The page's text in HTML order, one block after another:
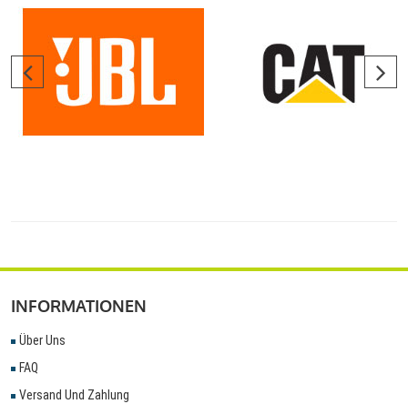
INFORMATIONEN
Über Uns
FAQ
Versand Und Zahlung